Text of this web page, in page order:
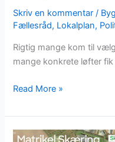
Skriv en kommentar /
Fællesråd, Lokalplan,
Rigtig mange kom til
mange konkrete løfter
Read More »
(Skødstrup)